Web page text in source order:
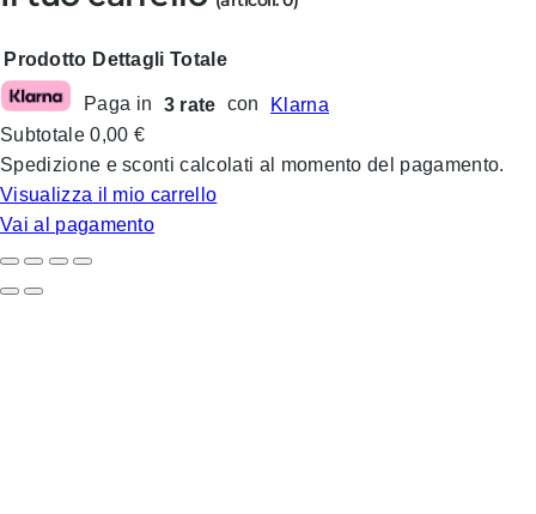
Prodotti
nel
carrello
Prodotto Dettagli Totale
Paga in 3 rate con
Klarna
Subtotale0,00 €
Spedizione e sconti calcolati al momento del pagamento.
Visualizza il mio carrello
Vai al pagamento